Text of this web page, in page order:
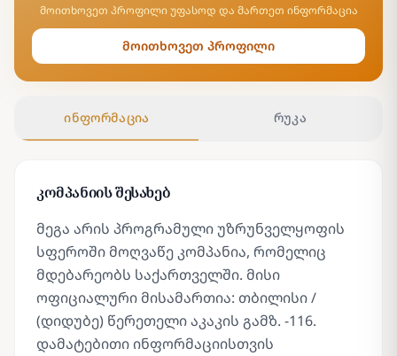
მოითხოვეთ პროფილი უფასოდ და მართეთ ინფორმაცია
მოითხოვეთ პროფილი
ინფორმაცია რუკა
კომპანიის შესახებ
მეგა არის პროგრამული უზრუნველყოფის
სფეროში მოღვაწე კომპანია, რომელიც
მდებარეობს საქართველში. მისი
ოფიციალური მისამართია: თბილისი /
(დიდუბე) წერეთელი აკაკის გამზ. -116.
დამატებითი ინფორმაციისთვის